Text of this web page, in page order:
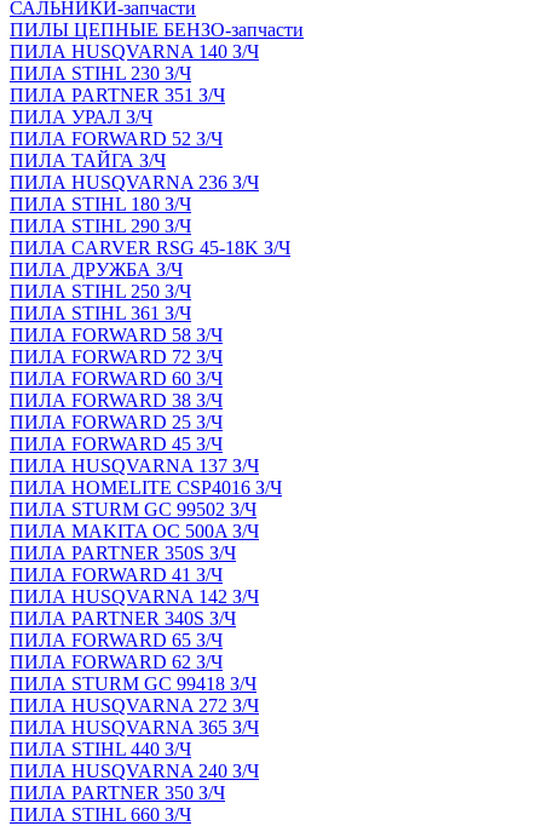
САЛЬНИКИ-запчасти
ПИЛЫ ЦЕПНЫЕ БЕНЗО-запчасти
ПИЛА HUSQVARNA 140 З/Ч
ПИЛА STIHL 230 З/Ч
ПИЛА PARTNER 351 З/Ч
ПИЛА УРАЛ З/Ч
ПИЛА FORWARD 52 З/Ч
ПИЛА ТАЙГА З/Ч
ПИЛА HUSQVARNA 236 З/Ч
ПИЛА STIHL 180 З/Ч
ПИЛА STIHL 290 З/Ч
ПИЛА CARVER RSG 45-18K З/Ч
ПИЛА ДРУЖБА З/Ч
ПИЛА STIHL 250 З/Ч
ПИЛА STIHL 361 З/Ч
ПИЛА FORWARD 58 З/Ч
ПИЛА FORWARD 72 З/Ч
ПИЛА FORWARD 60 З/Ч
ПИЛА FORWARD 38 З/Ч
ПИЛА FORWARD 25 З/Ч
ПИЛА FORWARD 45 З/Ч
ПИЛА HUSQVARNA 137 З/Ч
ПИЛА HOMELITE CSP4016 З/Ч
ПИЛА STURM GC 99502 З/Ч
ПИЛА MAKITA OC 500A З/Ч
ПИЛА PARTNER 350S З/Ч
ПИЛА FORWARD 41 З/Ч
ПИЛА HUSQVARNA 142 З/Ч
ПИЛА PARTNER 340S З/Ч
ПИЛА FORWARD 65 З/Ч
ПИЛА FORWARD 62 З/Ч
ПИЛА STURM GC 99418 З/Ч
ПИЛА HUSQVARNA 272 З/Ч
ПИЛА HUSQVARNA 365 З/Ч
ПИЛА STIHL 440 З/Ч
ПИЛА HUSQVARNA 240 З/Ч
ПИЛА PARTNER 350 З/Ч
ПИЛА STIHL 660 З/Ч